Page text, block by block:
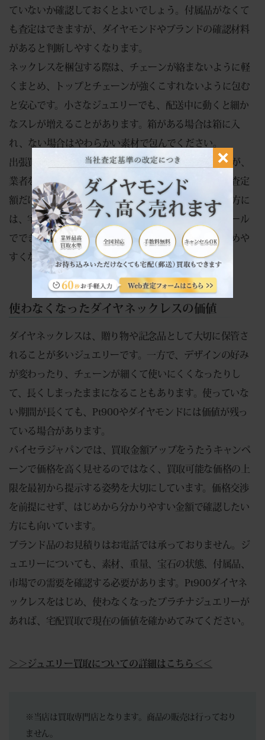
ていないか確認しておくとよいでしょう。付属品がなくて
も査定はできますが、ダイヤモンドやブランドの確認材料
があると判断しやすくなります。
ネックレスを梱包する際は、チェーンが絡まないように軽
くまとめ、トップとチェーンが強くこすれないように包む
と安心です。小さなジュエリーでも、配送中に動くと細か
なスレが増えることがあります。箱がある場合は箱に入
れ、ない場合はやわらかい素材で包んでください。
出張買取は自宅で査定を受けられる便利さがありますが、
業者を呼んだ手前、断りにくいと感じる方もいます。査定
額だけを知りたい場合や、直接会って断るのが苦手な方に
は、宅配買取が使いやすい方法です。キャンセルもメール
でできるため、金額を確認してから売るかどうかを決めや
すくなります。
使わなくなったダイヤネックレスの価値
ダイヤネックレスは、贈り物や記念品として大切に保管さ
れることが多いジュエリーです。一方で、デザインの好み
が変わったり、チェーンが細くて使いにくくなったりし
て、長くしまったままになることもあります。使っていな
い期間が長くても、Pt900やダイヤモンドには価値が残っ
ている場合があります。
バイセラジャパンでは、買取金額アップをうたうキャンペ
ーンで価格を高く見せるのではなく、買取可能な価格の上
限を最初から提示する姿勢を大切にしています。価格交渉
を前提にせず、はじめから分かりやすい金額で確認したい
方にも向いています。
ブランド品のお見積りはお電話では承っておりません。ジ
ュエリーについても、素材、重量、宝石の状態、付属品、
市場での需要を確認する必要があります。Pt900ダイヤネ
ックレスをはじめ、使わなくなったプラチナジュエリーが
あれば、宅配買取で現在の価値を確かめてみてください。
＞＞ジュエリー買取についての詳細はこちら＜＜
※当店は買取専門店となります。商品の販売は行っており
ません。